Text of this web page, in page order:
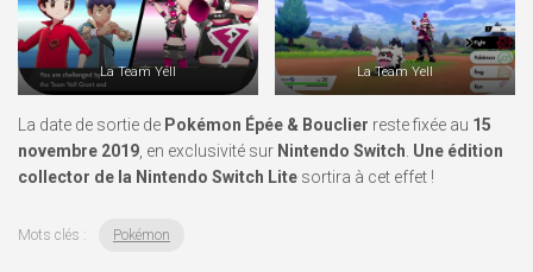
La Team Yell La Team Yell
La date de sortie de Pokémon Épée & Bouclier reste fixée au 15
novembre 2019 , en exclusivité sur Nintendo Switch Une édition
collector de la Nintendo Switch Lite sortira à cet effet !
Mots clés : Pokémon